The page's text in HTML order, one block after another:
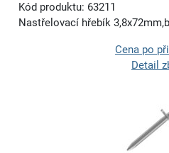
Kód produktu: 63211
Nastřelovací hřebík
Cena po
Detail